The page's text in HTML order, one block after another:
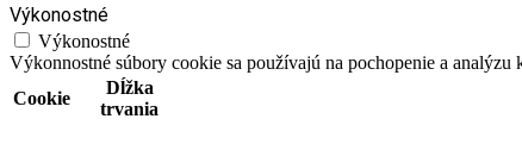
Výkonostné
Výkonostné
Výkonnostné súbory cookie sa používajú na pochopenie a
Cookie
Dĺžka
trvania